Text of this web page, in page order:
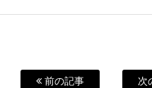
前の記事 次